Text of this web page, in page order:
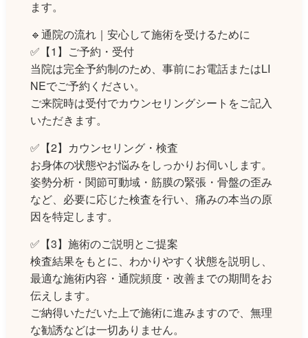
ます。
🔹通院の流れ｜安心して施術を受けるために
✅【1】ご予約・受付
当院は完全予約制のため、事前にお電話またはLI
NEでご予約ください。
ご来院時は受付でカウンセリングシートをご記入
いただきます。
✅【2】カウンセリング・検査
お身体の状態やお悩みをしっかりお伺いします。
姿勢分析・関節可動域・筋膜の緊張・骨盤の歪み
など、必要に応じた検査を行い、痛みの本当の原
因を特定します。
✅【3】施術のご説明とご提案
検査結果をもとに、わかりやすく状態を説明し、
最適な施術内容・通院頻度・改善までの期間をお
伝えします。
ご納得いただいた上で施術に進みますので、無理
な勧誘などは一切ありません。